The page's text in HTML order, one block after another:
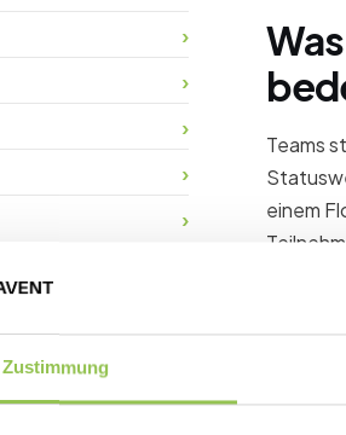
Zustimmung
Teams
einem